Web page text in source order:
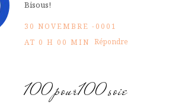
Bisous!
30 NOVEMBRE -0001
AT 0 H 00 MIN Répondre
100pour100soie